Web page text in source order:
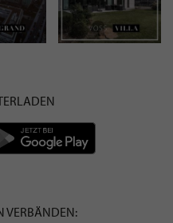
VERBÄNDEN: